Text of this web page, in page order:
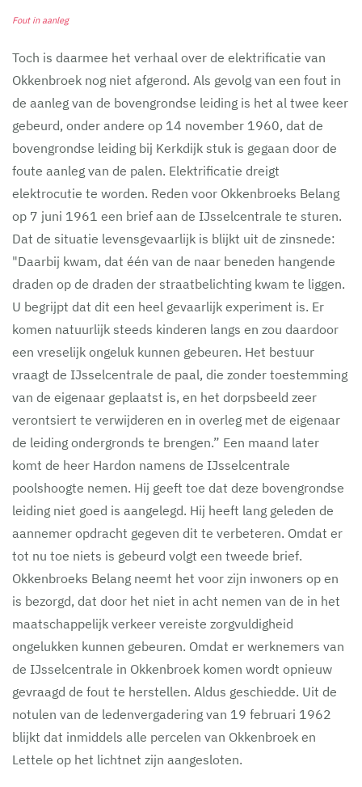
Fout in aanleg
Toch is daarmee het verhaal over de elektrificatie van
Okkenbroek nog niet afgerond. Als gevolg van een fout in
de aanleg van de bovengrondse leiding is het al twee keer
gebeurd, onder andere op 14 november 1960, dat de
bovengrondse leiding bij Kerkdijk stuk is gegaan door de
foute aanleg van de palen. Elektrificatie dreigt
elektrocutie te worden. Reden voor Okkenbroeks Belang
op 7 juni 1961 een brief aan de IJsselcentrale te sturen.
Dat de situatie levensgevaarlijk is blijkt uit de zinsnede:
"Daarbij kwam, dat één van de naar beneden hangende
draden op de draden der straatbelichting kwam te liggen.
U begrijpt dat dit een heel gevaarlijk experiment is. Er
komen natuurlijk steeds kinderen langs en zou daardoor
een vreselijk ongeluk kunnen gebeuren. Het bestuur
vraagt de IJsselcentrale de paal, die zonder toestemming
van de eigenaar geplaatst is, en het dorpsbeeld zeer
verontsiert te verwijderen en in overleg met de eigenaar
de leiding ondergronds te brengen.” Een maand later
komt de heer Hardon namens de IJsselcentrale
poolshoogte nemen. Hij geeft toe dat deze bovengrondse
leiding niet goed is aangelegd. Hij heeft lang geleden de
aannemer opdracht gegeven dit te verbeteren. Omdat er
tot nu toe niets is gebeurd volgt een tweede brief.
Okkenbroeks Belang neemt het voor zijn inwoners op en
is bezorgd, dat door het niet in acht nemen van de in het
maatschappelijk verkeer vereiste zorgvuldigheid
ongelukken kunnen gebeuren. Omdat er werknemers van
de IJsselcentrale in Okkenbroek komen wordt opnieuw
gevraagd de fout te herstellen. Aldus geschiedde. Uit de
notulen van de ledenvergadering van 19 februari 1962
blijkt dat inmiddels alle percelen van Okkenbroek en
Lettele op het lichtnet zijn aangesloten.